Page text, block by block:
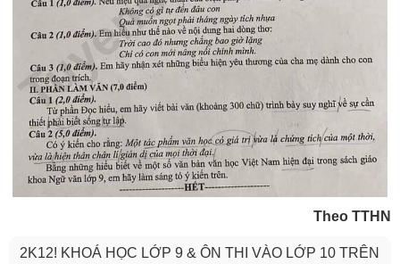
Theo TTHN
2K12! KHOÁ HỌC LỚP 9 & ÔN THI VÀO LỚP 10 TRÊN